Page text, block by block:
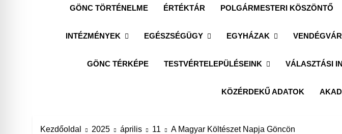
GÖNC TÖRTÉNELME ÉRTÉKTÁR POLGÁRMESTERI KÖSZÖNTŐ
INTÉZMÉNYEK EGÉSZSÉGÜGY EGYHÁZAK
GÖNC TÉRKÉPE TESTVÉRTELEPÜLÉSEINK VÁLASZTÁSI
KÖZÉRDEKŰ ADATOK
Kezdőoldal 2025 április 11 A Magyar Költészet Napja Göncön